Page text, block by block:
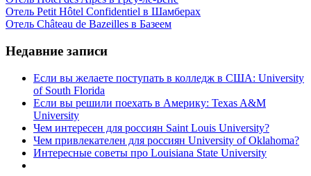
Отель Petit Hôtel Confidentiel в Шамберах
Отель Château de Bazeilles в Базеем
Недавние записи
Если вы желаете поступать в колледж в США: University
of South Florida
Если вы решили поехать в Америку: Texas A&M
University
Чем интересен для россиян Saint Louis University?
Чем привлекателен для россиян University of Oklahoma?
Интересные советы про Louisiana State University